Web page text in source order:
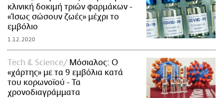
κλινική δοκιμή τριών φαρμάκων -
«Ίσως σώσουν ζωές» μέχρι το
εμβόλιο
1.12.2020
Τech & Science
Μόσιαλος: Ο
«χάρτης» με τα 9 εμβόλια κατά
του κορωνοϊού - Τα
χρονοδιαγράμματα